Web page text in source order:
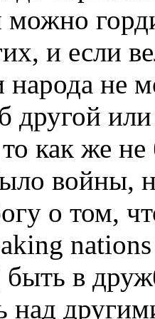
и если
народа не
другой
как же
войны,
о том,
быть в
над